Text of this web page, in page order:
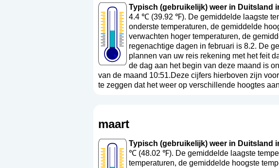
Typisch (gebruikelijk) weer in Duitsland
4.4 ℃ (39.92 ℉). De gemiddelde laagste
onderste temperaturen, de gemiddelde
verwachten hoger temperaturen, de
regenachtige dagen in februari is 8.2. De
plannen van uw reis rekening met het feit
de dag aan het begin van deze maand is
van de maand 10:51.Deze cijfers hierboven zijn
te zeggen dat het weer op verschillende hoogtes
maart
Typisch (gebruikelijk) weer in Duitsland
℃ (48.02 ℉). De gemiddelde laagste
temperaturen, de gemiddelde hoogste